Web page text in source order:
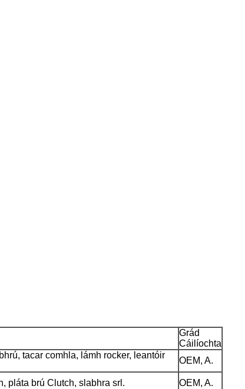
Grád
Cáilíochta
tacar comhla, lámh rocker, leantóir
OEM, A.
pláta brú Clutch, slabhra srl.
OEM, A.